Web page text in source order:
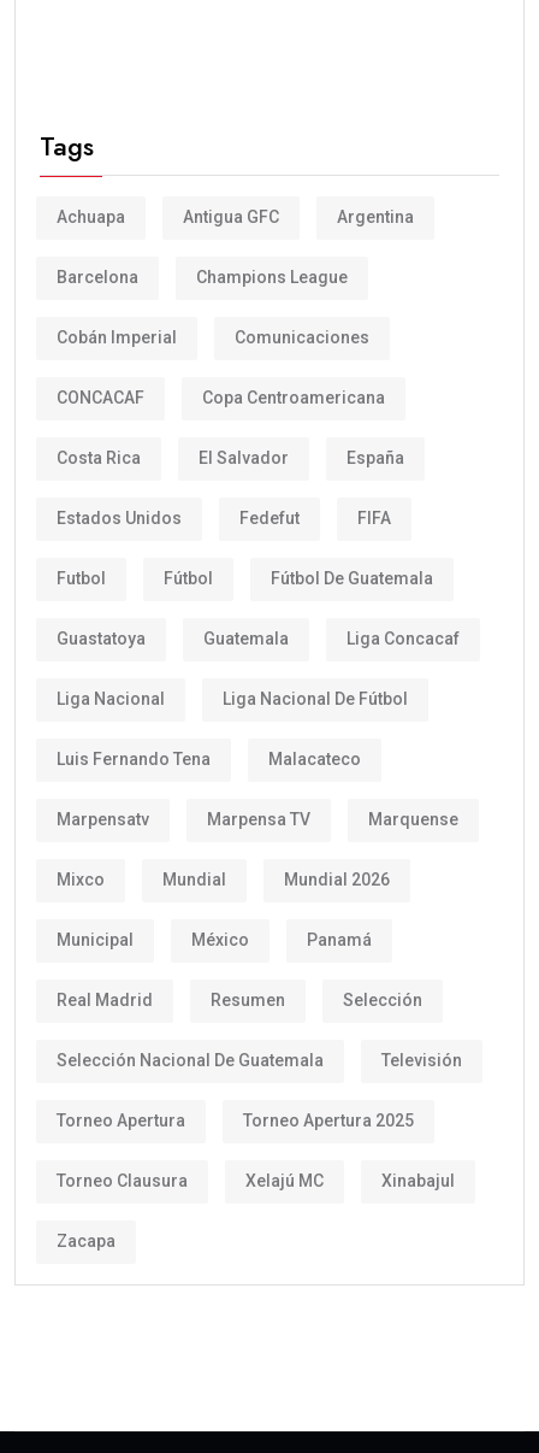
Tags
Achuapa Antigua GFC Argentina
Barcelona Champions League
Cobán Imperial Comunicaciones
CONCACAF Copa Centroamericana
Costa Rica El Salvador España
Estados Unidos Fedefut FIFA
Futbol Fútbol Fútbol De Guatemala
Guastatoya Guatemala Liga Concacaf
Liga Nacional Liga Nacional De Fútbol
Luis Fernando Tena Malacateco
Marpensatv Marpensa TV Marquense
Mixco Mundial Mundial 2026
Municipal México Panamá
Real Madrid Resumen Selección
Selección Nacional De Guatemala Televisión
Torneo Apertura Torneo Apertura 2025
Torneo Clausura Xelajú MC Xinabajul
Zacapa